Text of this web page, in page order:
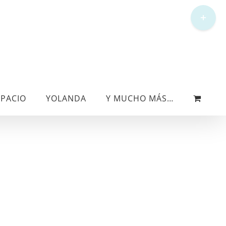
YOLANDA Y MUCHO MÁS…
Toggle
Sliding
Bar